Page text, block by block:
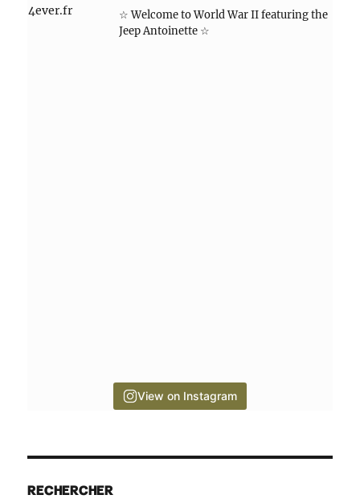
☆ Welcome to World War II featuring the
Jeep Antoinette ☆
View on Instagram
RECHERCHER